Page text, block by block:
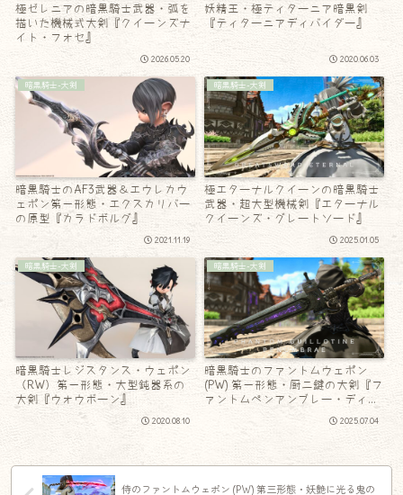
極ゼレニアの暗黒騎士武器・弧を
描いた機械式大剣『クイーンズナ
イト・フォセ』
2026.05.20
妖精王・極ティターニア暗黒剣
『ティターニアディバイダー』
2020.06.03
暗黒騎士-大剣
暗黒騎士のAF3武器＆エウレカウ
ェポン第一形態・エクスカリバー
の原型『カラドボルグ』
2021.11.19
暗黒騎士-大剣
極エターナルクイーンの暗黒騎士
武器・超大型機械剣『エターナル
クイーンズ・グレートソード』
2025.01.05
暗黒騎士-大剣
暗黒騎士レジスタンス・ウェポン
（RW）第一形態・大型鈍器系の
大剣『ウォウボーン』
2020.08.10
暗黒騎士-大剣
暗黒騎士のファントムウェポン
(PW) 第一形態・厨二鍵の大剣『フ
ァントムペンアンブレー・ディバ
2025.07.04
侍のファントムウェポン (PW) 第三形態・妖艶に光る鬼の